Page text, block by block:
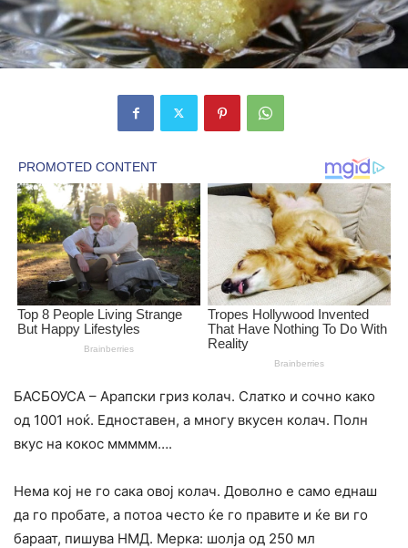
БАСБОУСА – Арапски гриз колач. Слатко и сочно како
од 1001 ноќ. Едноставен, а многу вкусен колач. Полн
вкус на кокос ммммм….
Нема кој не го сака овој колач. Доволно е само еднаш
да го пробате, а потоа често ќе го правите и ќе ви го
бараат, пишува НМД. Мерка: шолја од 250 мл